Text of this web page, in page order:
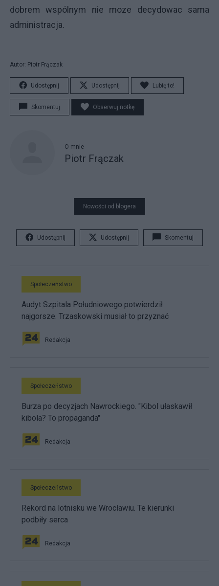
dobrem wspólnym nie moze decydowac sama
administracja.
Autor: Piotr Frączak
Udostępnij Udostępnij Lubię to!
Skomentuj Obserwuj notkę
O mnie
Piotr Frączak
Nowości od blogera
Udostępnij Udostępnij Skomentuj
Społeczeństwo
Audyt Szpitala Południowego potwierdził
najgorsze. Trzaskowski musiał to przyznać
Redakcja
Społeczeństwo
Burza po decyzjach Nawrockiego. "Kibol ułaskawił
kibola? To propaganda"
Redakcja
Społeczeństwo
Rekord na lotnisku we Wrocławiu. Te kierunki
podbiły serca
Redakcja